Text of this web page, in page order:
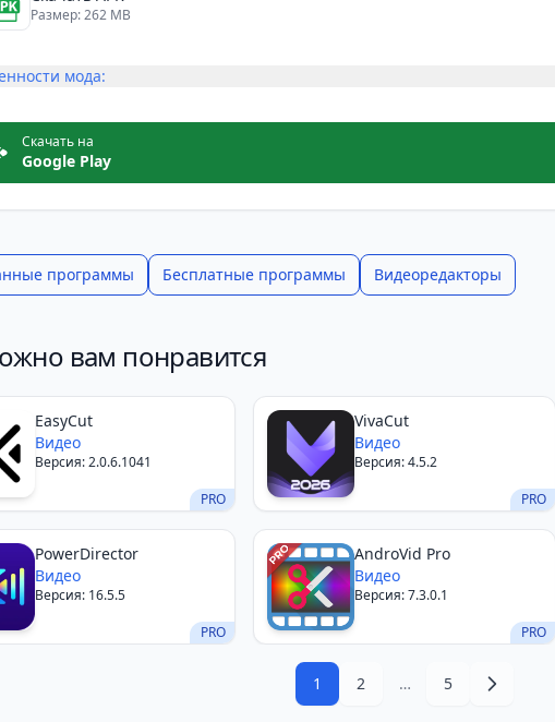
Размер: 262 MB
мода:
Скачать на
Google Play
программы Бесплатные программы Видеоредакторы
вам понравится
PRO
EasyCut
Видео
Версия: 2.0.6.1041
PRO
VivaCut
Видео
Версия: 4.5.2
PRO
PowerDirector
Видео
Версия: 16.5.5
PRO
AndroVid Pro
Видео
Версия: 7.3.0.1
1 2 … 5